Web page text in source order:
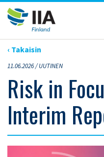
Siirry
sisältöön
›ARTIKKELIT›RISK IN FOCUS 2026/
‹ Takaisin
11.06.2026 /UUTINEN
Risk in
Interim